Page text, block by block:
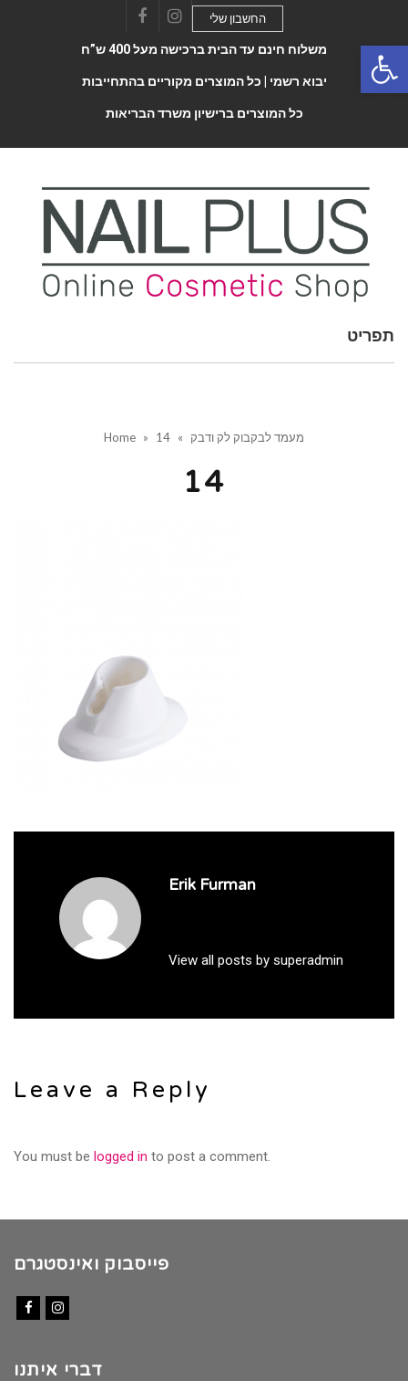
FacebookInstagram
החשבון שלי
משלוח חינם עד הבית ברכישה מעל 400 ש”ח
יבוא רשמי | כל המוצרים מקוריים בהתחייבות
כל המוצרים ברישיון משרד הבריאות
Toggle
תפריט
Home » מעמד לבקבוק לק ודבק »
14
14
Erik Furman
View all posts by superadmin
Leave a Reply
You must be logged in to post a comment.
פייסבוק ואינסטגרם
דברי איתנו